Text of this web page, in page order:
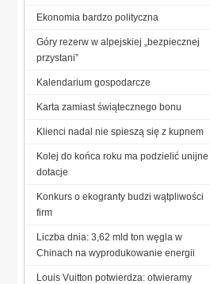
Ekonomia bardzo polityczna
Góry rezerw w alpejskiej „bezpiecznej
przystani”
Kalendarium gospodarcze
Karta zamiast świątecznego bonu
Klienci nadal nie spieszą się z kupnem
Kolej do końca roku ma podzielić unijne
dotacje
Konkurs o ekogranty budzi wątpliwości
firm
Liczba dnia: 3,62 mld ton węgla w
Chinach na wyprodukowanie energii
Louis Vuitton potwierdza: otwieramy